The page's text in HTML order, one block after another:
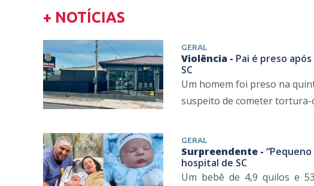
+ NOTÍCIAS
GERAL
Violência - Pai é preso
SC
Um homem foi preso na
suspeito de cometer
GERAL
Surpreendente -
hospital de SC
Um bebê de 4,9 quilos e